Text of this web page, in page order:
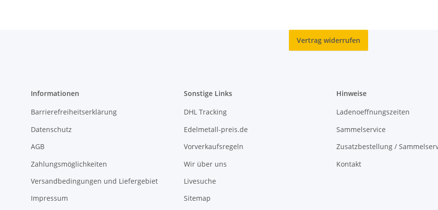
Vertrag widerrufen
Informationen
Barrierefreiheitserklärung
Datenschutz
AGB
Zahlungsmöglichkeiten
Versandbedingungen und Liefergebiet
Impressum
Sonstige Links
DHL Tracking
Edelmetall-preis.de
Vorverkaufsregeln
Wir über uns
Livesuche
Sitemap
Hinweise
Ladenoeffnungszeiten
Sammelservice
Zusatzbestellung /
Kontakt